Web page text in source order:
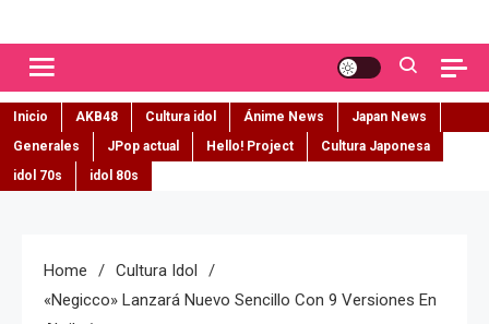
Inicio AKB48 Cultura idol Ánime News
Japan News
Generales
JPop actual Hello! Project
Cultura Japonesa
idol 70s
idol 80s
Home
Cultura Idol
«Negicco» Lanzará Nuevo Sencillo Con 9 Versiones En